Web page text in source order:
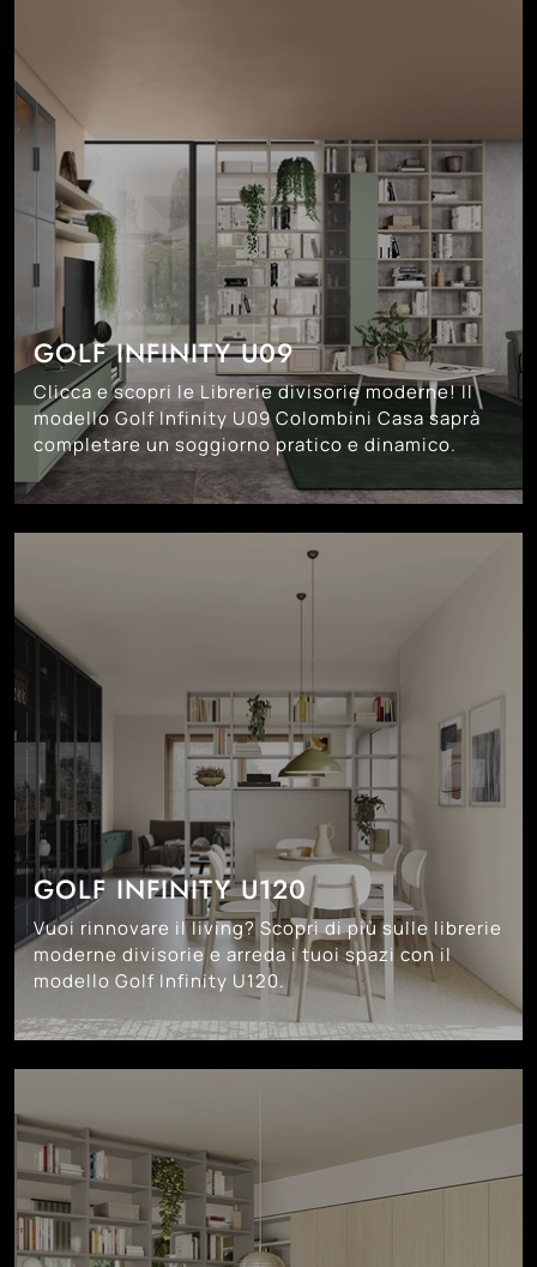
GOLF INFINITY U09
Clicca e scopri le Librerie divisorie moderne! Il
modello Golf Infinity U09 Colombini Casa saprà
completare un soggiorno pratico e dinamico.
GOLF INFINITY U120
Vuoi rinnovare il living? Scopri di più sulle librerie
moderne divisorie e arreda i tuoi spazi con il
modello Golf Infinity U120.